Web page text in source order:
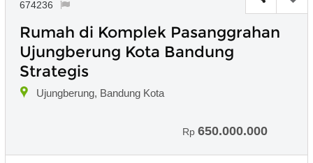
674236
Rumah di Komplek Pasanggrahan
Ujungberung Kota Bandung
Strategis
Ujungberung, Bandung Kota
Rp 650.000.000